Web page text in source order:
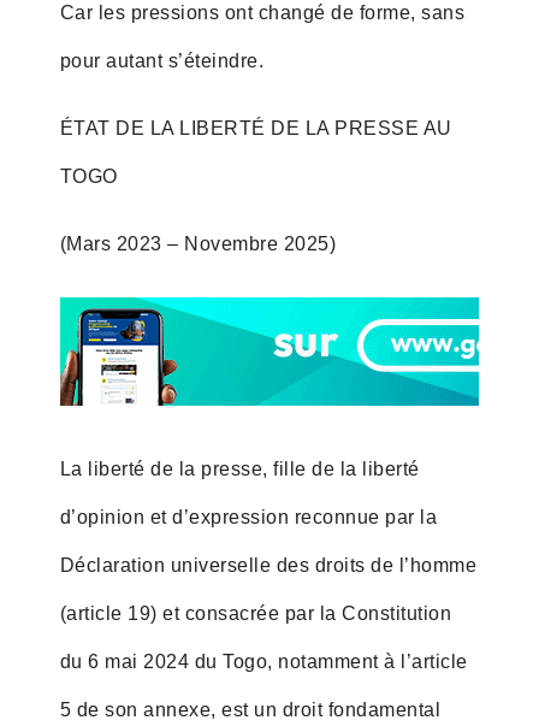
Car les pressions ont changé de forme, sans
pour autant s’éteindre.
ÉTAT DE LA LIBERTÉ DE LA PRESSE AU
TOGO
(Mars 2023 – Novembre 2025)
La liberté de la presse, fille de la liberté
d’opinion et d’expression reconnue par la
Déclaration universelle des droits de l’homme
(article 19) et consacrée par la Constitution
du 6 mai 2024 du Togo, notamment à l’article
5 de son annexe, est un droit fondamental